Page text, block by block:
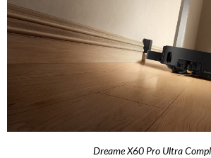
Dreame X60 Pro Ultra